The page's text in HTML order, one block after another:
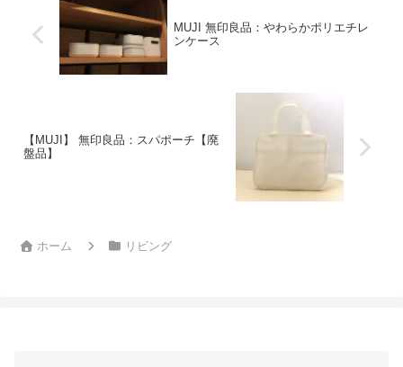
MUJI 無印良品：やわらかポリエチレ
ンケース
【MUJI】 無印良品：スパポーチ【廃
盤品】
ホーム リビング